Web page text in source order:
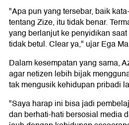
"Apa pun yang tersebar, baik
tentang Zize, itu tidak benar.
yang berlanjut ke penyidikan
tidak betul. Clear ya," ujar Ega
Dalam kesempatan yang sama,
agar netizen lebih bijak
tak mengusik kehidupan pribadi
"Saya harap ini bisa jadi
dan berhati-hati bersosial media